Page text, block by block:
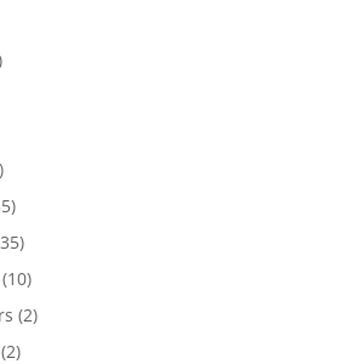
(10)
(2)
(2)